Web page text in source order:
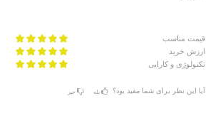
قیمت مناسب
ارزش خرید
تکنولوژی و کارایی
آیا این نظر برای شما مفید بود؟ بله خیر